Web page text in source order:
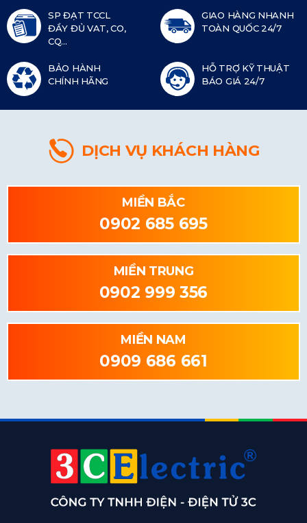
SP ĐẠT TCCL
ĐẦY ĐỦ VAT, CO,
CQ...
GIAO HÀNG NHANH
TOÀN QUỐC 24/7
BẢO HÀNH
CHÍNH HÃNG
HỖ TRỢ KỸ THUẬT
BÁO GIÁ 24/7
DỊCH VỤ KHÁCH HÀNG
MIỀN BẮC
0902 685 695
MIỀN TRUNG
0902 999 356
MIỀN NAM
0909 686 661